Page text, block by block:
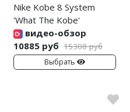
Nike Kobe 8 System
'What The Kobe'
видео-обзор
10885 руб 15308 руб
Выбрать